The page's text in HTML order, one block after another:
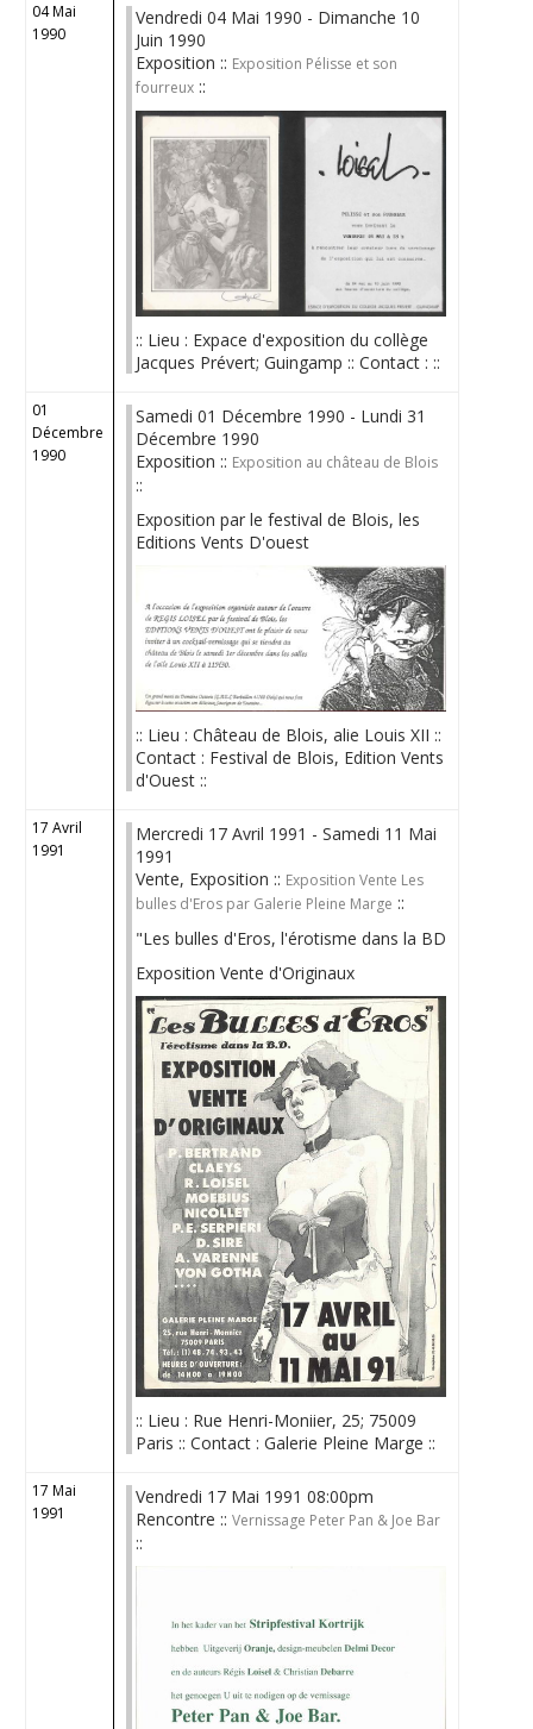
04 Mai
1990
Vendredi 04 Mai 1990 - Dimanche 10
Juin 1990
Exposition :: Exposition Pélisse et son
fourreux ::
:: Lieu : Expace d'exposition du collège
Jacques Prévert; Guingamp :: Contact : ::
01
Décembre
1990
Samedi 01 Décembre 1990 - Lundi 31
Décembre 1990
Exposition :: Exposition au château de Blois
::
Exposition par le festival de Blois, les
Editions Vents D'ouest
:: Lieu : Château de Blois, alie Louis XII ::
Contact : Festival de Blois, Edition Vents
d'Ouest ::
17 Avril
1991
Mercredi 17 Avril 1991 - Samedi 11 Mai
1991
Vente, Exposition :: Exposition Vente Les
bulles d'Eros par Galerie Pleine Marge ::
"Les bulles d'Eros, l'érotisme dans la BD
Exposition Vente d'Originaux
:: Lieu : Rue Henri-Moniier, 25; 75009
Paris :: Contact : Galerie Pleine Marge ::
17 Mai
1991
Vendredi 17 Mai 1991 08:00pm
Rencontre ::Vernissage Peter Pan & Joe Bar
::